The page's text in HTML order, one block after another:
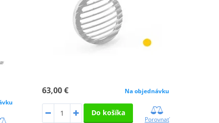
63,00 € Na objednávku
Do košíka
Porovnať